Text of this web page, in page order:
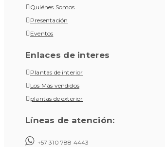
Quiénes Somos
Presentación
Eventos
Enlaces de interes
Plantas de interior
Los Más vendidos
plantas de exterior
Líneas de atención:
+57 310 788 4443